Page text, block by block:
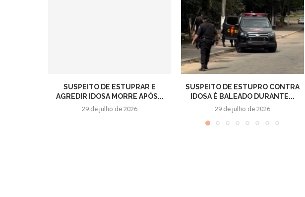
SUSPEITO DE ESTUPRAR E
AGREDIR IDOSA MORRE APÓS...
29 de julho de 2026
SUSPEITO DE ESTUPRO CONTRA
IDOSA É BALEADO DURANTE...
29 de julho de 2026